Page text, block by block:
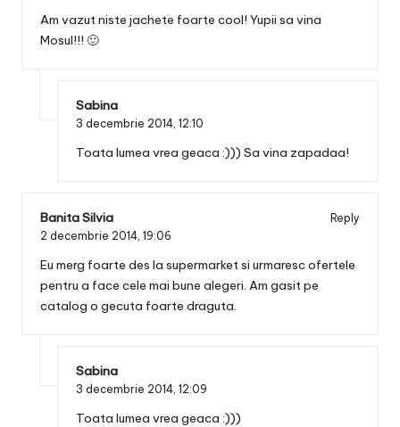
Am vazut niste jachete foarte cool! Yupii sa vina
Mosul!!! 🙂
Sabina
3 decembrie 2014, 12:10
Toata lumea vrea geaca :))) Sa vina zapadaa!
Banita Silvia
Reply
2 decembrie 2014, 19:06
Eu merg foarte des la supermarket si urmaresc ofertele
pentru a face cele mai bune alegeri. Am gasit pe
catalog o gecuta foarte draguta.
Sabina
3 decembrie 2014, 12:09
Toata lumea vrea geaca :)))